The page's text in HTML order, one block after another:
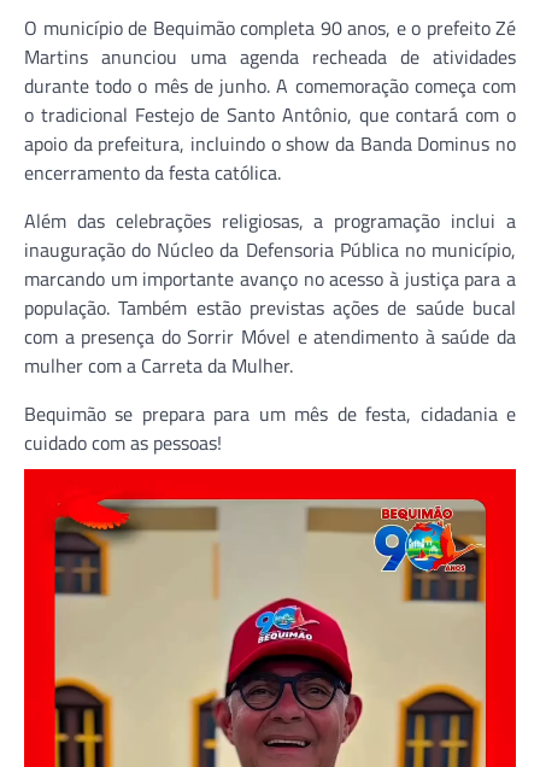
O município de Bequimão completa 90 anos, e o prefeito Zé
Martins anunciou uma agenda recheada de atividades
durante todo o mês de junho. A comemoração começa com
o tradicional Festejo de Santo Antônio, que contará com o
apoio da prefeitura, incluindo o show da Banda Dominus no
encerramento da festa católica.
Além das celebrações religiosas, a programação inclui a
inauguração do Núcleo da Defensoria Pública no município,
marcando um importante avanço no acesso à justiça para a
população. Também estão previstas ações de saúde bucal
com a presença do Sorrir Móvel e atendimento à saúde da
mulher com a Carreta da Mulher.
Bequimão se prepara para um mês de festa, cidadania e
cuidado com as pessoas!
vídeo